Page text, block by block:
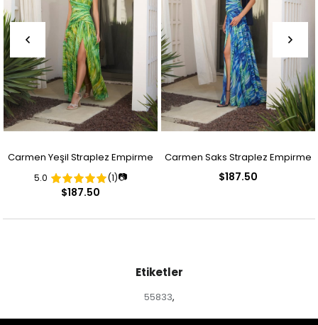
Carmen Yeşil Straplez Empirme
Desenli Abiye Elbise
5.0 (1)📷
$187.50
Carmen Saks Straplez Empirme
$187.50
Etiketler
55833,